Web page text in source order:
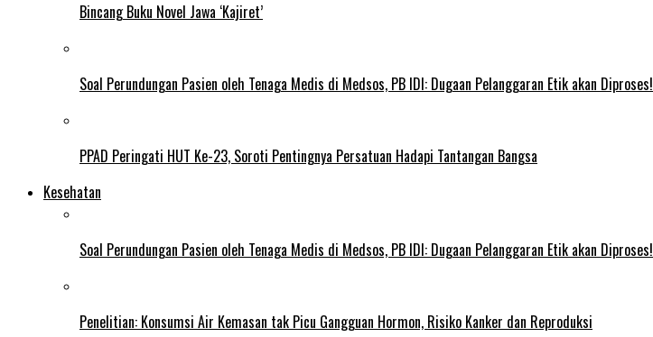
Bincang Buku Novel Jawa ‘Kajiret’
Soal Perundungan Pasien oleh Tenaga Medis di Medsos, PB IDI: Dugaan Pelanggaran Etik akan Diproses!
PPAD Peringati HUT Ke-23, Soroti Pentingnya Persatuan Hadapi Tantangan Bangsa
Kesehatan
Soal Perundungan Pasien oleh Tenaga Medis di Medsos, PB IDI: Dugaan Pelanggaran Etik akan Diproses!
Penelitian: Konsumsi Air Kemasan tak Picu Gangguan Hormon, Risiko Kanker dan Reproduksi